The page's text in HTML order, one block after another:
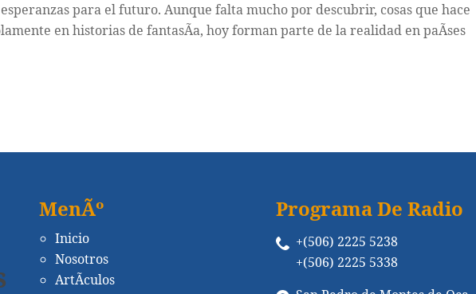
para el futuro. Aunque falta mucho por descubrir, cosas que hace
en historias de fantasÃ­a, hoy forman parte de la realidad en paÃ­ses
MenÃº
Inicio
Nosotros
ArtÃ­culos
Programa De Radio
+(506) 2225 5238
+(506) 2225 5338